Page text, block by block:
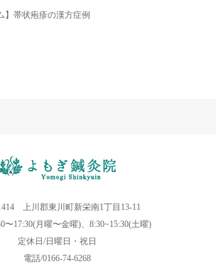
】帯状疱疹の漢方症例
上川郡東川町新栄南1丁目13-11
〜17:30(月曜〜金曜)、8:30~15:30(土曜)
定休日/日曜日・祝日
電話/0166-74-6268